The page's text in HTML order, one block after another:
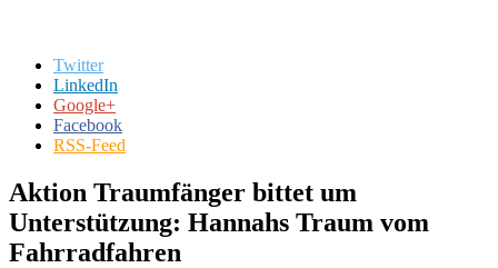
Twitter
LinkedIn
Google+
Facebook
RSS-Feed
Aktion Traumfänger bittet um
Unterstützung: Hannahs Traum vom
Fahrradfahren